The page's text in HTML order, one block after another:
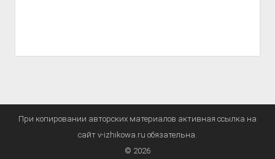
При копировании авторских материалов активная ссылка на
сайт v-izhikowa.ru обязательна.
© 2026